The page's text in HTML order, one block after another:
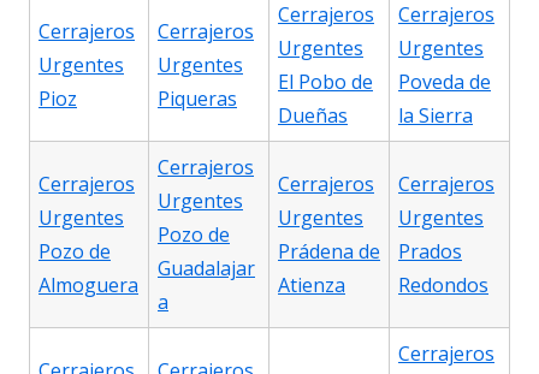
Cerrajeros
Urgentes
Pioz
Cerrajeros
Urgentes
Piqueras
Cerrajeros
Urgentes
El Pobo de
Dueñas
Cerrajeros
Urgentes
Poveda de
la Sierra
Cerrajeros
Urgentes
Pozo de
Almoguera
Cerrajeros
Urgentes
Pozo de
Guadalajar
a
Cerrajeros
Urgentes
Prádena de
Atienza
Cerrajeros
Urgentes
Prados
Redondos
Cerrajeros